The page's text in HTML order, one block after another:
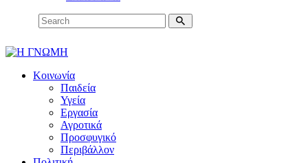
Κοινωνία
Παιδεία
Υγεία
Εργασία
Αγροτικά
Προσφυγικό
Περιβάλλον